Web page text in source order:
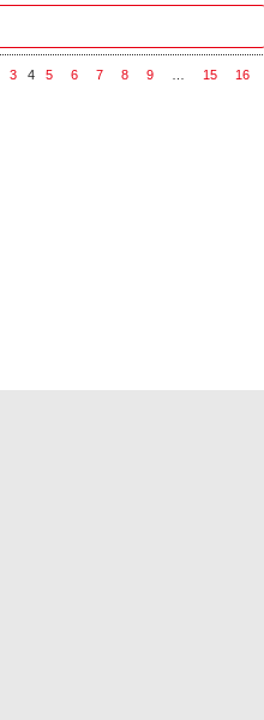
3 4 5 6 7 8 9 15 16